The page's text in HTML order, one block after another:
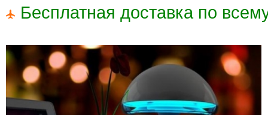
Бесплатная доставка по